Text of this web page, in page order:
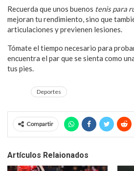
Recuerda que unos buenos tenis para
mejoran tu rendimiento, sino que
articulaciones y previenen lesiones.
Tómate el tiempo necesario para
encuentra el par que se sienta como
tus pies.
Deportes
Compartir
Artículos Relaionados